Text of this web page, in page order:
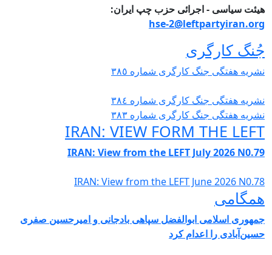
سیاسی - اجرائی حزب چپ ایران:
hse-
کارگری
هفتگی جنگ کارگری شمارە ٣٨٥
هفتگی جنگ کارگری شمارە ٣٨٤
هفتگی جنگ کارگری شمارە ٣٨٣
IRAN: VIEW FORM THE
IRAN: View from the LEFT July 2026
IRAN: View from the LEFT June 2026
اسلامی ابوالفضل سپاهی بادجانی و امیرحسین صفری
را اعدام کرد